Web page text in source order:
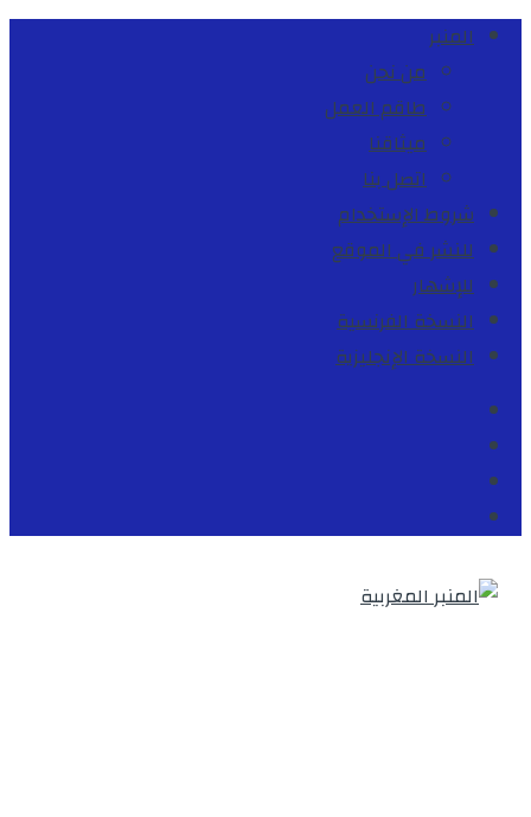
المنبر
من نحن
طاقم العمل
ميثاقنا
اتصل بنا
شروط الإستخدام
للنشر في الموقع
للإشهار
النسخة الفرنسية
النسخة الإنجليزية